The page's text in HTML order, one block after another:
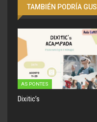
TAMBIÉN PODRÍA
AS PONTES
Dixitic’s